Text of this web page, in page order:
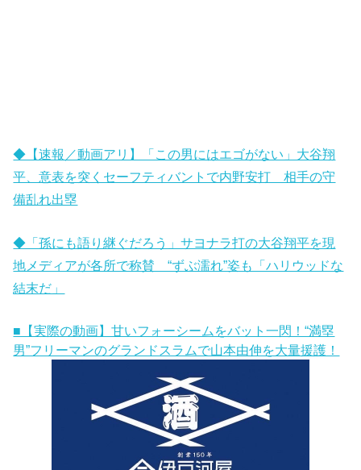
◆【速報／動画アリ】「この男にはエゴがない」大谷翔
平、意表を突くセーフティバントで内野安打 相手の守
備乱れ出塁
◆「孫にも語り継ぐだろう」サヨナラ打の大谷翔平を現
地メディアが各所で称賛 “ずぶ濡れ”姿も「ハリウッドな
結末だ」
■【実際の動画】甘いフォーシームをバット一閃！“満塁
男”フリーマンのグランドスラムで山本由伸を大量援護！